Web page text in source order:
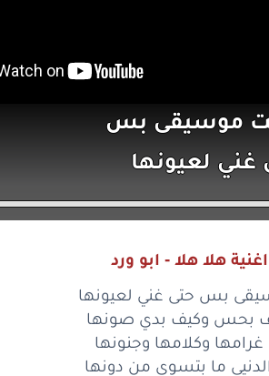
موسيقى بس
غني لعيونها
كيفبحس
وجنونها
انوالدنيي
هلا هلا - ابو ورد
بس حتى غني لعيونها
بحس وكيف بدي صونها
وكلامها وجنونها
ما بتسوى من دونها